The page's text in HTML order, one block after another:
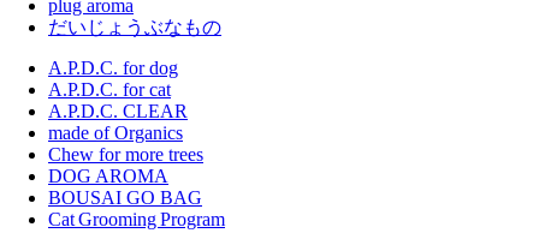
plug aroma
だいじょうぶなもの
A.P.D.C. for dog
A.P.D.C. for cat
A.P.D.C. CLEAR
made of Organics
Chew for more trees
DOG AROMA
BOUSAI GO BAG
Cat Grooming Program